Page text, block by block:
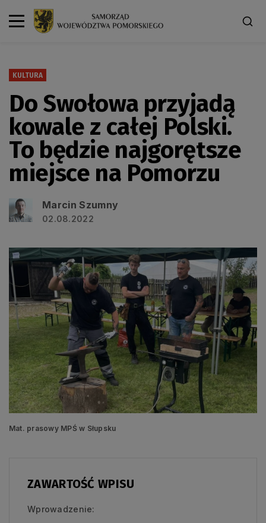
KULTURA
Do Swołowa przyjadą
kowale z całej Polski.
To będzie najgorętsze
miejsce na Pomorzu
Marcin Szumny
02.08.2022
Mat. prasowy MPŚ w Słupsku
ZAWARTOŚĆ WPISU
Wprowadzenie: